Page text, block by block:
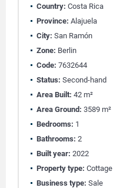
Country: Costa Rica
Province: Alajuela
City: San Ramón
Zone: Berlin
Code: 7632644
Status: Second-hand
Area Built: 42 m²
Area Ground: 3589 m²
Bedrooms: 1
Bathrooms: 2
Built year: 2022
Property type: Cottage
Business type: Sale